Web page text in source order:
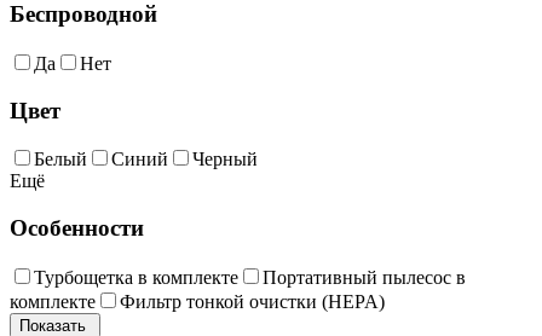
Беспроводной
Да Нет
Цвет
Белый Синий
Черный
Ещё
Особенности
Турбощетка в комплекте
Портативный пылесос в
комплекте
Фильтр тонкой очистки (HEPA)